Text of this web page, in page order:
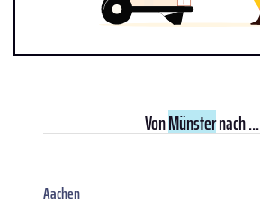
VonMünsternach ...
Aachen